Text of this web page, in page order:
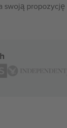
swoją propozycję